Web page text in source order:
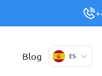
Blog ES